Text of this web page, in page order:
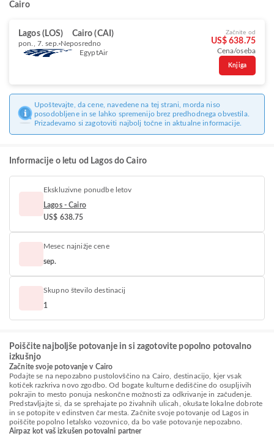
Cairo
Lagos (LOS) Cairo (CAI)
pon., 7. sep. Neposredno
EgyptAir
Začnite od
US$ 638.75
Cena/oseba
Knjiga
Upoštevajte, da cene, navedene na tej strani, morda niso
posodobljene in se lahko spremenijo brez predhodnega obvestila.
Prizadevamo si zagotoviti najbolj točne in aktualne informacije.
Informacije o letu od Lagos do Cairo
Ekskluzivne ponudbe letov
Lagos - Cairo
US$ 638.75
Mesec najnižje cene
sep.
Skupno število destinacij
1
Poiščite najboljše potovanje in si zagotovite popolno potovalno
izkušnjo
Začnite svoje potovanje v Cairo
Podajte se na nepozabno pustolovščino na Cairo, destinacijo, kjer vsak
kotiček razkriva novo zgodbo. Od bogate kulturne dediščine do osupljivih
pokrajin to mesto ponuja neskončne možnosti za odkrivanje in začudenje.
Predstavljajte si, da se sprehajate po živahnih ulicah, okušate lokalne dobrote
in se potopite v edinstven čar mesta. Začnite svoje potovanje od Lagos in
poiščite popolno letalsko vozovnico, da bo vaše potovanje nepozabno.
Airpaz kot vaš izkušen potovalni partner